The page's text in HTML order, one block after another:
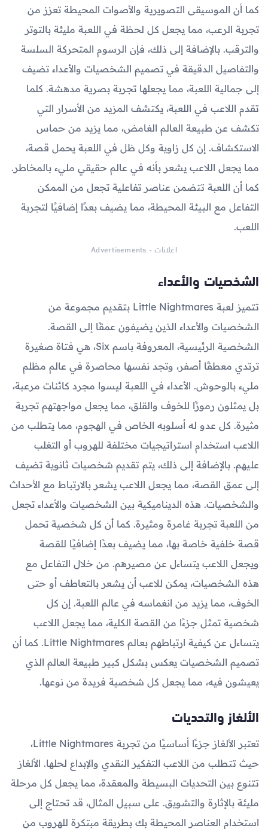
كما أن الموسيقى التصويرية والأصوات المحيطة تعزز من
تجربة الرعب، مما يجعل كل لحظة في اللعبة مليئة بالتوتر
والترقب. بالإضافة إلى ذلك، فإن الرسوم المتحركة السلسة
والتفاصيل الدقيقة في تصميم الشخصيات والأعداء تضيف
إلى جمالية اللعبة، مما يجعلها تجربة بصرية مدهشة. كلما
تقدم اللاعب في اللعبة، يكتشف المزيد من الأسرار التي
تكشف عن طبيعة العالم الغامض، مما يزيد من حماس
الاستكشاف. إن كل زاوية وكل ظل في اللعبة يحمل قصة،
مما يجعل اللاعب يشعر بأنه في عالم حقيقي مليء بالمخاطر.
كما أن اللعبة تتضمن عناصر تفاعلية تجعل من الممكن
التفاعل مع البيئة المحيطة، مما يضيف بعدًا إضافيًا لتجربة
اللعب.
اعلانات - Advertisements
الشخصيات والأعداء
تتميز لعبة Little Nightmares بتقديم مجموعة من
الشخصيات والأعداء الذين يضيفون عمقًا إلى القصة.
الشخصية الرئيسية، المعروفة باسم Six، هي فتاة صغيرة
ترتدي معطفًا أصفر، وتجد نفسها محاصرة في عالم مظلم
مليء بالوحوش. الأعداء في اللعبة ليسوا مجرد كائنات مرعبة،
بل يمثلون رموزًا للخوف والقلق، مما يجعل مواجهتهم تجربة
مثيرة. كل عدو له أسلوبه الخاص في الهجوم، مما يتطلب من
اللاعب استخدام استراتيجيات مختلفة للهروب أو التغلب
عليهم. بالإضافة إلى ذلك، يتم تقديم شخصيات ثانوية تضيف
إلى عمق القصة، مما يجعل اللاعب يشعر بالارتباط مع الأحداث
والشخصيات. هذه الديناميكية بين الشخصيات والأعداء تجعل
من اللعبة تجربة غامرة ومثيرة. كما أن كل شخصية تحمل
قصة خلفية خاصة بها، مما يضيف بعدًا إضافيًا للقصة
ويجعل اللاعب يتساءل عن مصيرهم. من خلال التفاعل مع
هذه الشخصيات، يمكن للاعب أن يشعر بالتعاطف أو حتى
الخوف، مما يزيد من انغماسه في عالم اللعبة. إن كل
شخصية تمثل جزءًا من القصة الكلية، مما يجعل اللاعب
يتساءل عن كيفية ارتباطهم بعالم Little Nightmares. كما أن
تصميم الشخصيات يعكس بشكل كبير طبيعة العالم الذي
يعيشون فيه، مما يجعل كل شخصية فريدة من نوعها.
الألغاز والتحديات
تعتبر الألغاز جزءًا أساسيًا من تجربة Little Nightmares،
حيث تتطلب من اللاعب التفكير النقدي والإبداع لحلها. الألغاز
تتنوع بين التحديات البسيطة والمعقدة، مما يجعل كل مرحلة
مليئة بالإثارة والتشويق. على سبيل المثال، قد تحتاج إلى
استخدام العناصر المحيطة بك بطريقة مبتكرة للهروب من